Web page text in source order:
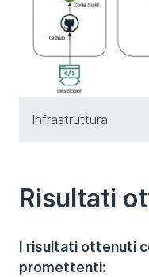
Infrastruttura
Risultati
I risultati ottenuti
promettenti: